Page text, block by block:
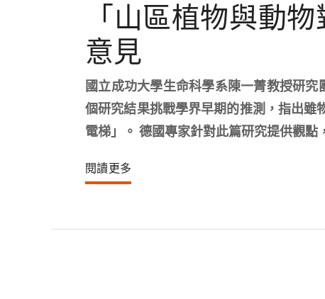
「山區植物與動
意見
國立成功大學生命科學系陳一菁教授研
個研究結果挑戰學界早期的推測，指出雖
電梯」。 德國專家針對此篇研究提供觀點
閱讀更多